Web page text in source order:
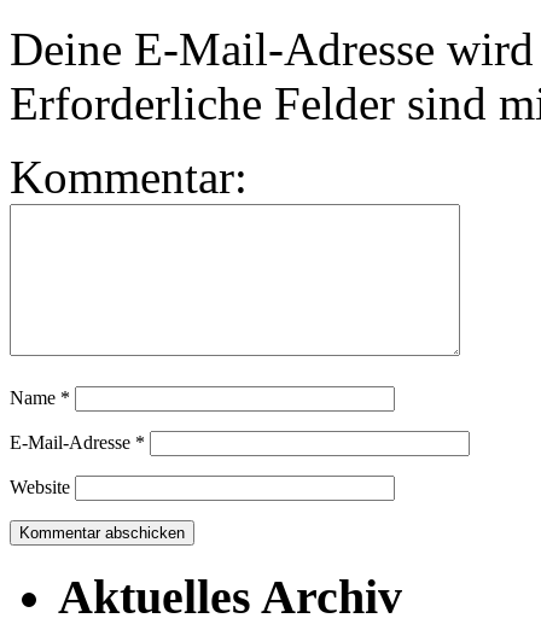
Deine E-Mail-Adresse
Erforderliche Felder sind
Kommentar:
Name *
E-Mail-Adresse *
Website
Aktuelles Archiv